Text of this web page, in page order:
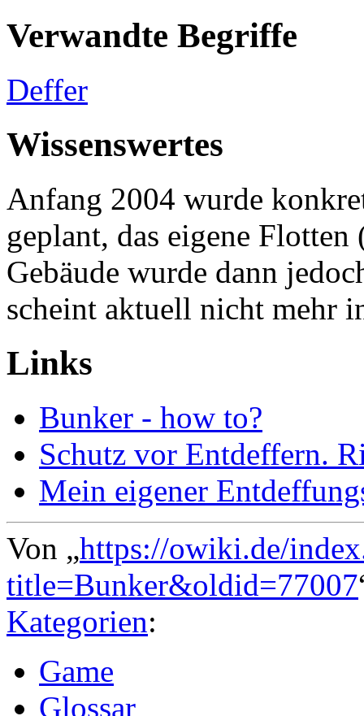
Verwandte Begriffe
Deffer
Wissenswertes
Anfang 2004 wurde
geplant, das eigene
Gebäude wurde dann
scheint aktuell nicht mehr
Links
Bunker - how to?
Schutz vor Entdeffern.
Mein eigener
Von „https://owiki.de/
title=Bunker&oldid=77007
Kategorien:
Game
Glossar